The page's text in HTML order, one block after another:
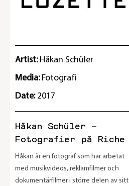
Artist: Håkan Schüler
Media: Fotografi
Date: 2017
Håkan Schüler –
Fotografier på Riche
Håkan är en fotograf som har arbetat
med musikvideos, reklamfilmer och
dokumentärfilmer i större delen av sitt